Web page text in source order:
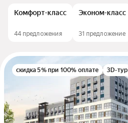
Комфорт-класс
44 предложения
Эконом-класс
31 предложение
скидка 5% при 100% оплате 3D-тур